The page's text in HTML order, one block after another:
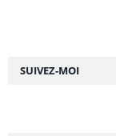
SUIVEZ-MOI